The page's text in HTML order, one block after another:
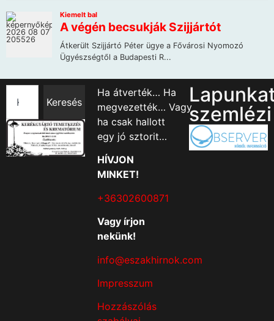
Keresés
Ha átverték… Ha
megvezették… Vagy
ha csak hallott
egy jó sztorit…
HÍVJON
MINKET!
+36302600871
Vagy írjon
nekünk!
info@eszakhirnok.com
Impresszum
Hozzászólás
szemlézi